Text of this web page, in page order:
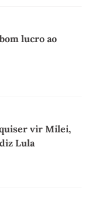
lucro ao
vir Milei,
Lula